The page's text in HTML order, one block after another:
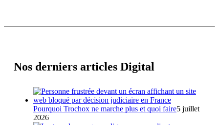
Nos derniers articles Digital
Pourquoi Trochox ne marche plus et quoi faire5 juillet
2026